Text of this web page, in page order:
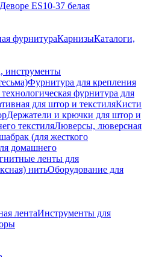
ES10-37 белая
фурнитураКарнизыКаталоги,
инструменты
Фурнитура для крепления
фурнитура для
для штор и текстиляКисти
Держатели и крючки для штор и
текстиляЛюверсы, люверсная
(для жесткого
домашнего
ленты для
нитьОборудование для
лентаИнструменты для